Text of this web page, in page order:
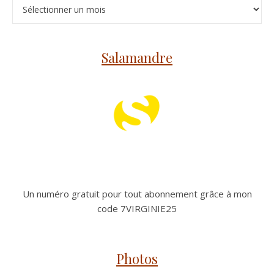
Salamandre
Un numéro gratuit pour tout abonnement grâce à mon
code 7VIRGINIE25
Photos